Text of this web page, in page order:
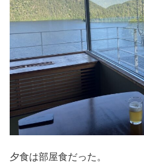
夕食は部屋食だった。